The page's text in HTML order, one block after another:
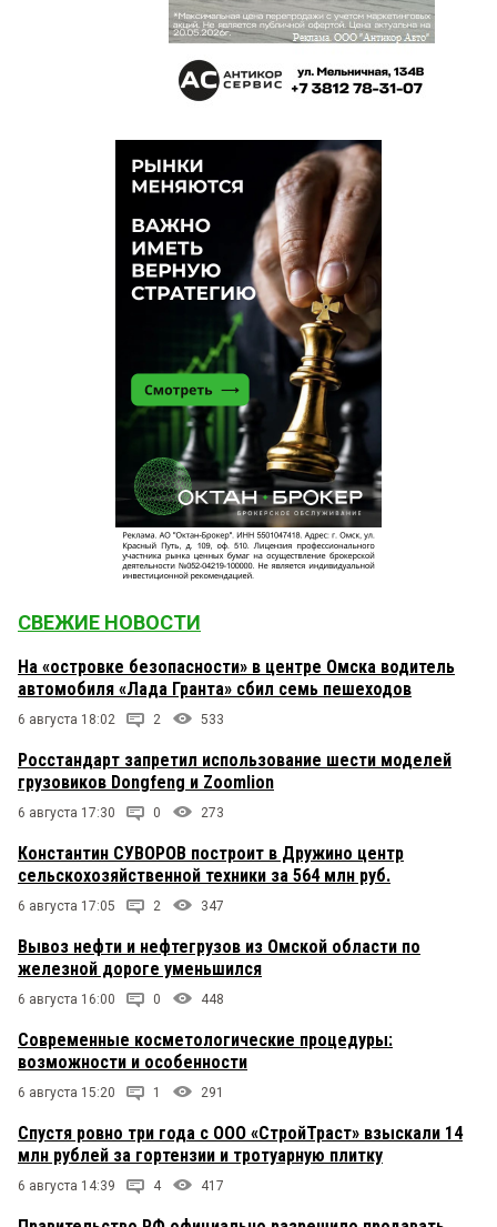
СВЕЖИЕ НОВОСТИ
На «островке безопасности» в центре Омска водитель
автомобиля «Лада Гранта» сбил семь пешеходов
6 августа 18:02 2 533
Росстандарт запретил использование шести моделей
грузовиков Dongfeng и Zoomlion
6 августа 17:30 0 273
Константин СУВОРОВ построит в Дружино центр
сельскохозяйственной техники за 564 млн руб.
6 августа 17:05 2 347
Вывоз нефти и нефтегрузов из Омской области по
железной дороге уменьшился
6 августа 16:00 0 448
Современные косметологические процедуры:
возможности и особенности
6 августа 15:20 1 291
Спустя ровно три года с ООО «СтройТраст» взыскали 14
млн рублей за гортензии и тротуарную плитку
6 августа 14:39 4 417